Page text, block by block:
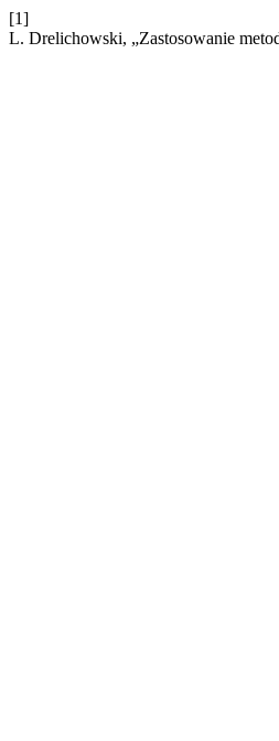
[1]
L. Drelichowski, „Zastosowanie